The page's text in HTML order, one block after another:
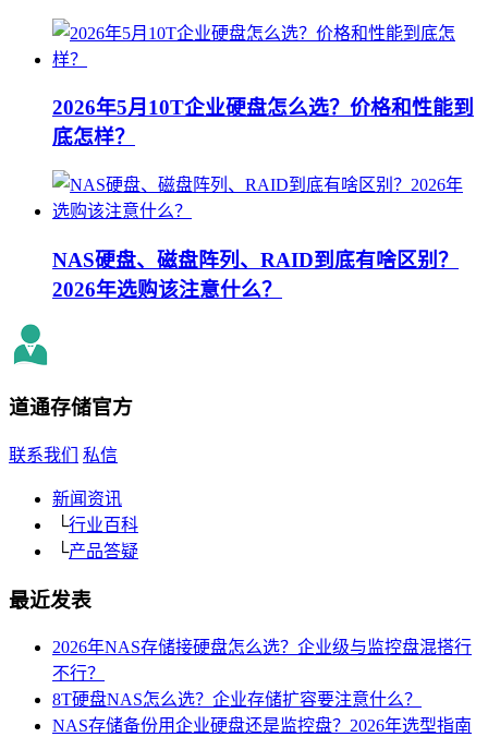
2026年5月10T企业硬盘怎么选？价格和性能到
底怎样？
NAS硬盘、磁盘阵列、RAID到底有啥区别？
2026年选购该注意什么？
道通存储官方
联系我们 私信
新闻资讯
└行业百科
└产品答疑
最近发表
2026年NAS存储接硬盘怎么选？企业级与监控盘混搭行
不行？
8T硬盘NAS怎么选？企业存储扩容要注意什么？
NAS存储备份用企业硬盘还是监控盘？2026年选型指南